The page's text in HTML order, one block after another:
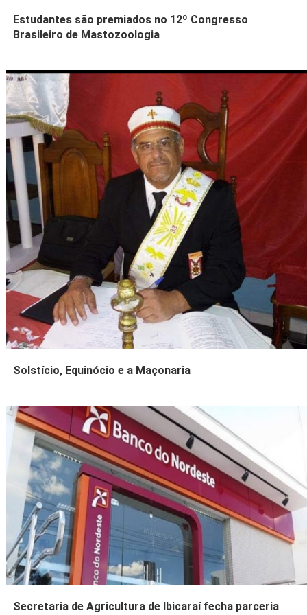
Estudantes são premiados no 12º Congresso
Brasileiro de Mastozoologia
Solstício, Equinócio e a Maçonaria
Secretaria de Agricultura de Ibicaraí fecha parceria